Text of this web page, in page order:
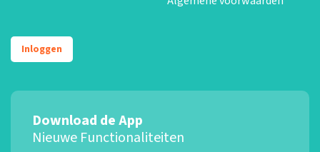
Inloggen
Download de App
Nieuwe Functionaliteiten